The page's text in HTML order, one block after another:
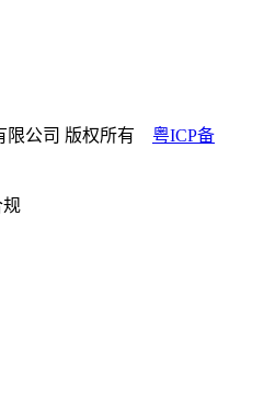
限公司 版权所有 粤ICP备
规